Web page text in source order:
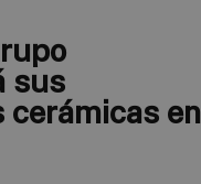
sus
cerámicas en